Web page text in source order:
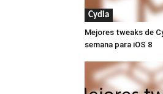
Cydia
Mejores tweaks de
semana para iOS 8